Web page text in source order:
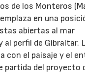
de los Monteros
en una
abiertas al mar
al perfil de Gibraltar.
con el paisaje y el
partida del proyecto